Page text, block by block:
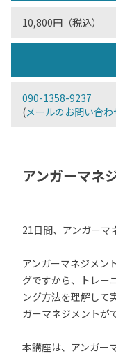
10,800円（税込）
090-1358-9237
(メールのお問い合わ
アンガーマネ
21日間、アンガーマ
アンガーマネジメン
グですから、トレー
ング方法を理解して
ガーマネジメントが
本講座は、アンガー